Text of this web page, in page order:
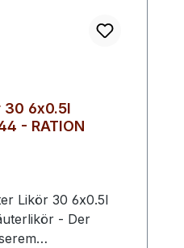
30 6x0.5l
- RATION
Likör 30 6x0.5l
- Der